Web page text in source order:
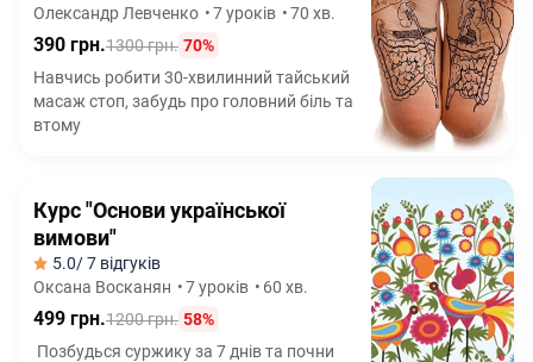
Олександр Левченко •7 уроків •70 хв.
390 грн.1300 грн. 70%
Навчись робити 30-хвилинний тайський
масаж стоп, забудь про головний біль та
втому
Курс "Основи української
вимови"
5.0/ 7 відгуків
Оксана Восканян •7 уроків • 60 хв.
499 грн.1200 грн. 58%
Позбудься суржику за 7 днів та почни